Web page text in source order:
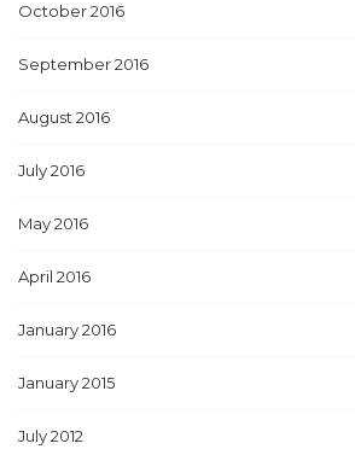
October 2016
September 2016
August 2016
July 2016
May 2016
April 2016
January 2016
January 2015
July 2012